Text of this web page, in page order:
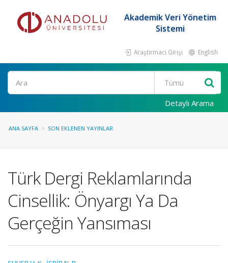
Akademik Veri Yönetim
Sistemi
Araştırmacı Girişi English
Ara
Detaylı Arama
ANA SAYFA SON EKLENEN YAYINLAR
Türk Dergi Reklamlarında
Cinsellik: Önyargı Ya Da
Gerçeğin Yansıması